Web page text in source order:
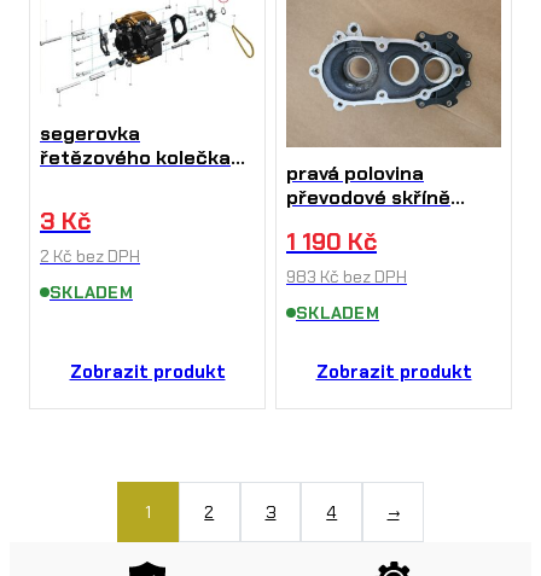
segerovka
řetězového kolečka
3 Kč
2 Kč bez DPH
SKLADEM
Zobrazit produkt
pravá polovina
převodové skříně
1 190 Kč
983 Kč bez DPH
SKLADEM
Zobrazit produkt
1 2 3 4 →